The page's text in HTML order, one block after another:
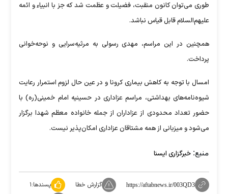
طوری می‌توان کانون منقبت، فضیلت و عظمت شد که جز با انبیاء و ائمه
علیهم‌السلام قابل قیاس نباشد.
همچنین در این مراسم، مهدی رسولی به مرثیه‌سرایی و نوحه‌خوانی
پرداخت.
امسال با توجه به کاهش بیماری کرونا و در عین حال لزوم استمرار رعایت
شیوه‌نامه‌های بهداشتی، مراسم عزاداری در حسینیه امام خمینی(ره) با
حضور تعداد محدودی از عزاداران از جمله خانواده معظم شهدا برگزار
می‌شود و میزبانی از همه مشتاقان عزاداری امکان‌پذیر نیست.
منبع: خبرگزاری ایسنا
https://aftabnews.ir/003QD3 گزارش خطا پسندها:۱